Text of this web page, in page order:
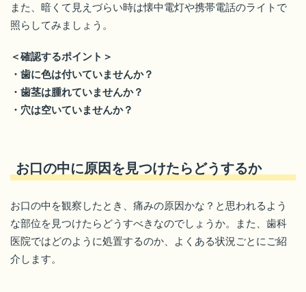
また、暗くて見えづらい時は懐中電灯や携帯電話のライトで
照らしてみましょう。
＜確認するポイント＞
・歯に色は付いていませんか？
・歯茎は腫れていませんか？
・穴は空いていませんか？
お口の中に原因を見つけたらどうするか
お口の中を観察したとき、痛みの原因かな？と思われるよう
な部位を見つけたらどうすべきなのでしょうか。また、歯科
医院ではどのように処置するのか、よくある状況ごとにご紹
介します。